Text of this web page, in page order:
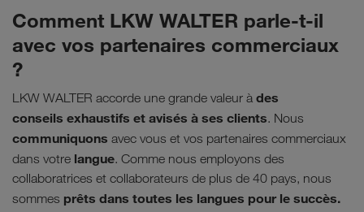
Comment LKW WALTER parle-t-il
avec vos partenaires commerciaux
?
LKW WALTER accorde une grande valeur à des
conseils exhaustifs et avisés à ses clients. Nous
communiquons avec vous et vos partenaires commerciaux
dans votre langue. Comme nous employons des
collaboratrices et collaborateurs de plus de 40 pays, nous
sommes prêts dans toutes les langues pour le succès.